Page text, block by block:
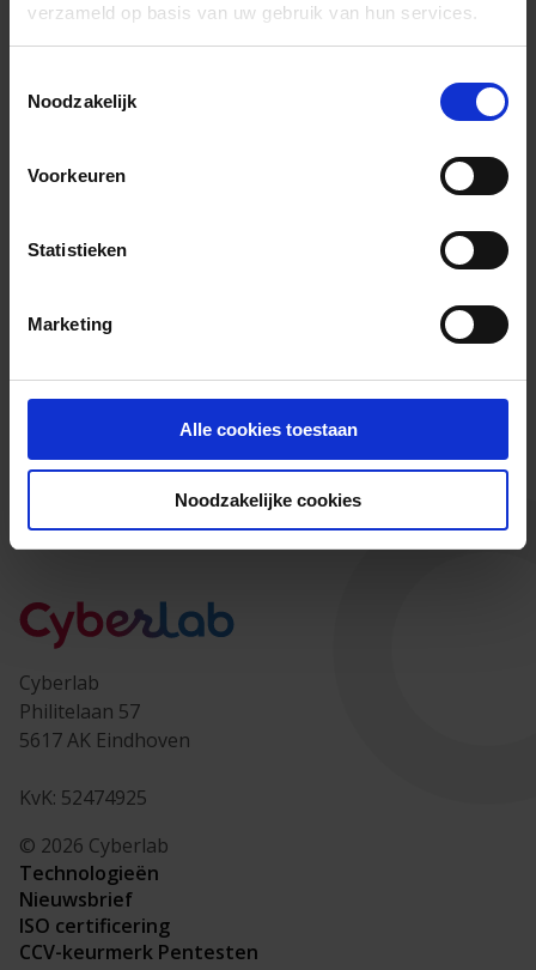
verzameld op basis van uw gebruik van hun services.
Noodzakelijk
Voorkeuren
Statistieken
Marketing
Alle cookies toestaan
Noodzakelijke cookies
ReferentiesEen overzicht van klanten en
samenwerkingen.
Klantcases Wat vinden onze klanten van Cyberlab?
Dit zijn de technologieën die wij
inzetten.
Resources
Blog
Nieuwsbrief
Login
Afspraak maken
Cyberlab
Philitelaan 57
5617 AK Eindhoven
KvK: 52474925
© 2026 Cyberlab
Technologieën
Nieuwsbrief
ISO certificering
CCV-keurmerk Pentesten